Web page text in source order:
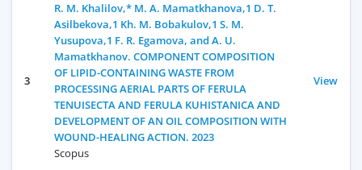
3
R. M. Khalilov,* M. A. Mamatkhanova,1 D. T.
Asilbekova,1 Kh. M. Bobakulov,1 S. M.
Yusupova,1 F. R. Egamova, and A. U.
Mamatkhanov. COMPONENT COMPOSITION
OF LIPID-CONTAINING WASTE FROM
PROCESSING AERIAL PARTS OF FERULA
TENUISECTA AND FERULA KUHISTANICA AND
DEVELOPMENT OF AN OIL COMPOSITION WITH
WOUND-HEALING ACTION. 2023
Scopus
View